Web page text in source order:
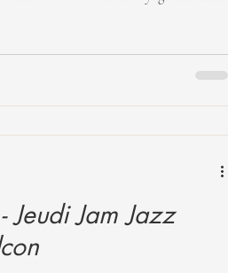
avec la participation exceptionnelle
dont la voix et la sensibilité
vivre une
Jeudi Jam Jazz